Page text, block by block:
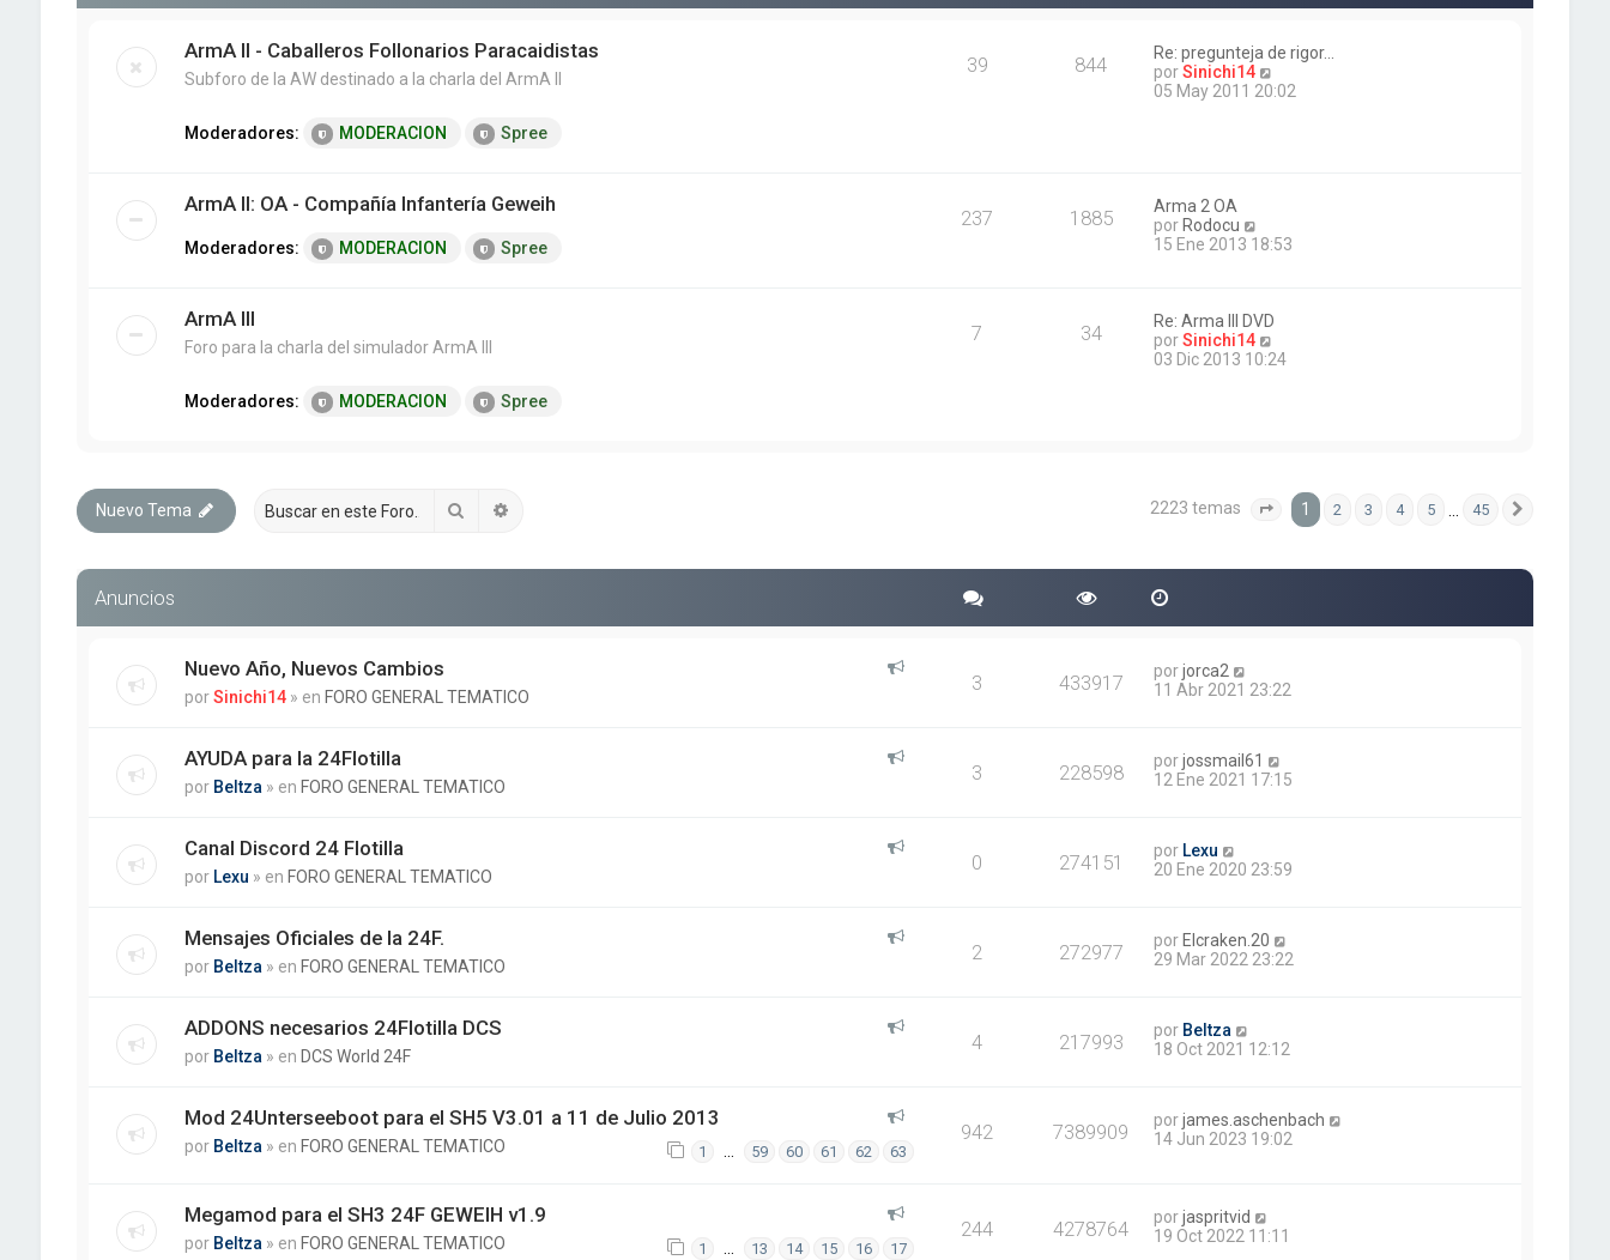
ArmA II - Caballeros Follonarios Paracaidistas
Subforo de la AW destinado a la charla del ArmA II
Moderadores: MODERACION Spree
39 844
Re: pregunteja de rigor...
porSinichi14
e
m
e
05 May 2011 20:02
ArmA II: OA - Compañía Infantería Geweih
Moderadores: MODERACION Spree
237 1885
Arma 2 OA
por Rodocu
e
t
i
m
e
15 Ene 2013 18:53
ArmA III
Foro para la charla del simulador ArmA III
Moderadores: MODERACION Spree
7 34
Re: Arma III DVD
porSinichi14
e
s
e
03 Dic 2013 10:24
Nuevo Tema Buscar 2223 temas Página 1de 45
1 2 3 4 5 45
Anuncios
Nuevo Año, Nuevos Cambios
porSinichi14 » en FORO GENERAL TEMATICO
3 433917 porjorca2
11 Abr 2021 23:22
AYUDA para la 24Flotilla
por Beltza » en FORO GENERAL TEMATICO
3 228598 porjossmail61
12 Ene 2021 17:15
Canal Discord 24 Flotilla
por Lexu » en FORO GENERAL TEMATICO
0 274151 por Lexu
20 Ene 2020 23:59
Mensajes Oficiales de la 24F.
por Beltza » en FORO GENERAL TEMATICO
2 272977 por Elcraken.20
29 Mar 2022 23:22
ADDONS necesarios 24Flotilla DCS
por Beltza » en DCS World 24F
4 217993 por Beltza
18 Oct 2021 12:12
Mod 24Unterseeboot para el SH5 V3.01 a 11 de Julio 2013
por Beltza » en FORO GENERAL TEMATICO 1 … 59 60 61 62 63
942 7389909 porjames.aschenbach
14 Jun 2023 19:02
Megamod para el SH3 24F GEWEIH v1.9
por Beltza » en FORO GENERAL TEMATICO 1 … 13 14 15 16 17
244 4278764 porjaspritvid
19 Oct 2022 11:11